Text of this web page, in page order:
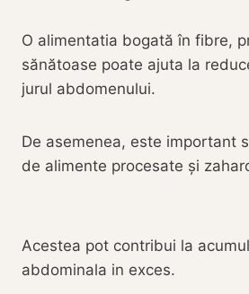
O alimentatia bogată în fibre,
sănătoase poate ajuta la
jurul abdomenului.
De asemenea, este important
de alimente procesate și
Acestea pot contribui la
abdominala in exces.